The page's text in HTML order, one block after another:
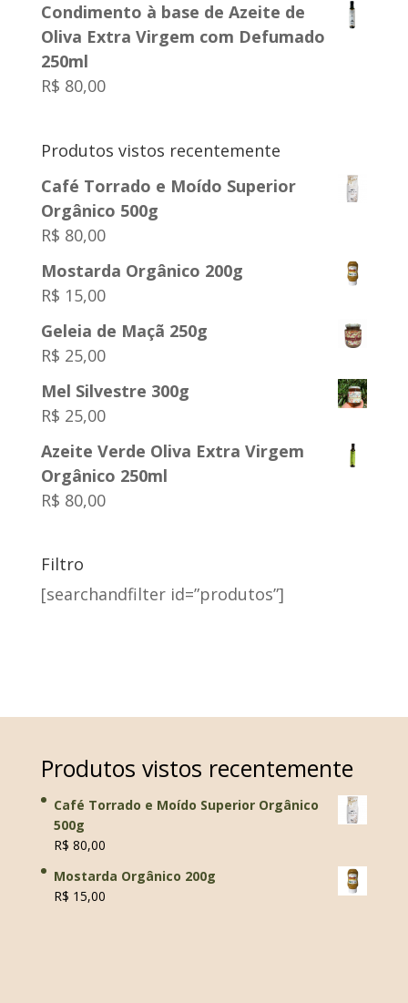
Condimento à base de Azeite de
Oliva Extra Virgem com Defumado
250ml
R$ 80,00
Produtos vistos recentemente
Café Torrado e Moído Superior
Orgânico 500g
R$ 80,00
Mostarda Orgânico 200g
R$ 15,00
Geleia de Maçã 250g
R$ 25,00
Mel Silvestre 300g
R$ 25,00
Azeite Verde Oliva Extra Virgem
Orgânico 250ml
R$ 80,00
Filtro
[searchandfilter id=”produtos”]
Produtos vistos recentemente
Café Torrado e Moído Superior Orgânico
500g
R$ 80,00
Mostarda Orgânico 200g
R$ 15,00